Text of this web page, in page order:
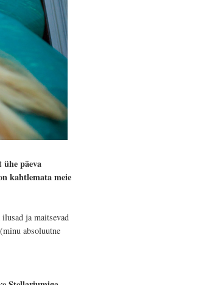
päeva
kahtlemata meie
ja maitsevad
absoluutne